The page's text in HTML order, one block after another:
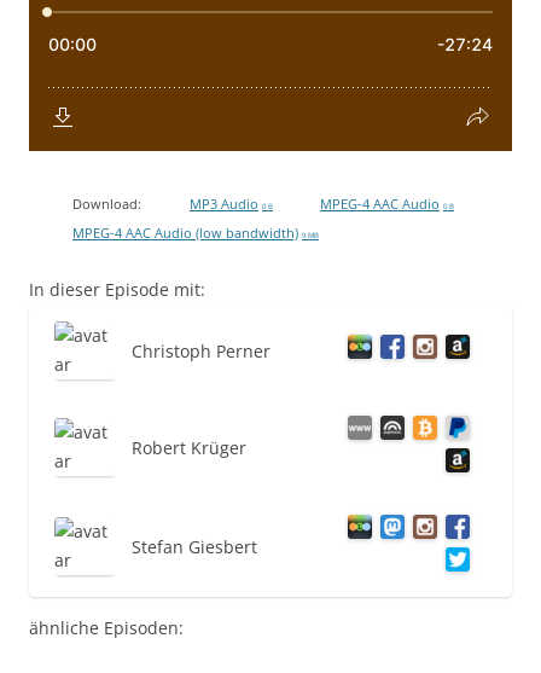
Download: MP3 Audio 0 B MPEG-4 AAC Audio 0 B
MPEG-4 AAC Audio (low bandwidth) 9 MB
In dieser Episode mit:
Christoph Perner
Robert Krüger
Stefan Giesbert
ähnliche Episoden: